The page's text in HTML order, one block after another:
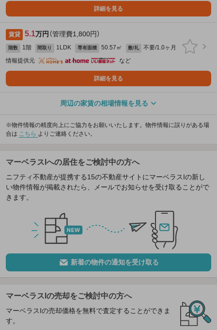
詳細を見る
賃貸 5.1万円 （管理費1,800円）
階数 1階 間取り 1LDK 専有面積 50.57㎡ 敷/礼
不要/1.0ヶ月
情報提供元
など
詳細を見る
周辺の家賃の相場情報を見る
※物件情報の精度向上にご協力をお願いいたします。物件情報に誤りがある場
合は こちら よりご連絡ください。
マーベラスIへの居住をご検討中の方へ
ニフティ不動産が提携する15の不動産サイトにマーベラスIの新し
い物件情報が掲載されたら、メールでお知らせを受け取ることがで
きます。
新着の物件の通知を受け取る
マーベラスIの売却をご検討中の方へ
マーベラスIの売却価格を無料で査定することができま
す。